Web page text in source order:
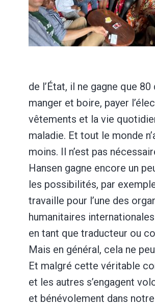
de l’État, il ne gagne que
manger et boire, payer
vêtements et la vie
maladie. Et tout le monde
moins. Il n’est pas
Hansen gagne encore un
les possibilités, par
travaille pour l’une des
humanitaires
en tant que traducteur ou
Mais en général, cela ne
Et malgré cette véritable
et les autres s’engagent
et bénévolement dans notre